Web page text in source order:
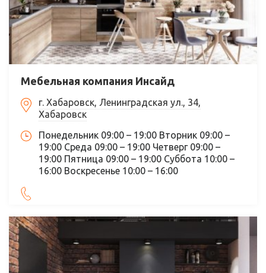
Мебельная компания Инсайд
г. Хабаровск, Ленинградская ул., 34,
Хабаровск
Понедельник 09:00 – 19:00 Вторник 09:00 –
19:00 Среда 09:00 – 19:00 Четверг 09:00 –
19:00 Пятница 09:00 – 19:00 Суббота 10:00 –
16:00 Воскресенье 10:00 – 16:00